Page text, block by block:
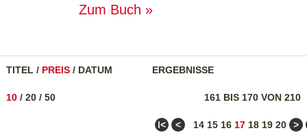
Zum Buch
TITEL / PREIS / DATUM ERGEBNISSE
161 BIS 170 VON 210
10 / 20 / 50
ǀ< < 14 15 16 17 18 19 20 >